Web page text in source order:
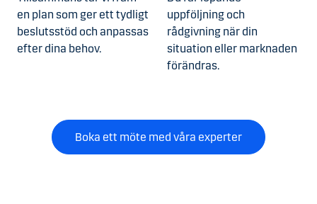
en plan som ger ett tydligt
beslutsstöd och anpassas
efter dina behov.
uppföljning och
rådgivning när din
situation eller marknaden
förändras.
Boka ett möte med våra experter